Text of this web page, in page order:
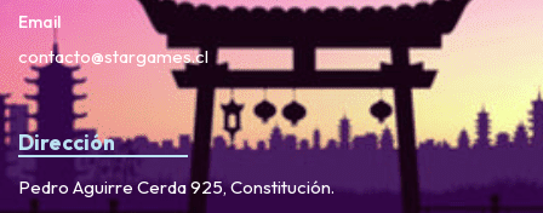
Email
contacto@stargames.cl
Dirección
Pedro Aguirre Cerda 925, Constitución.